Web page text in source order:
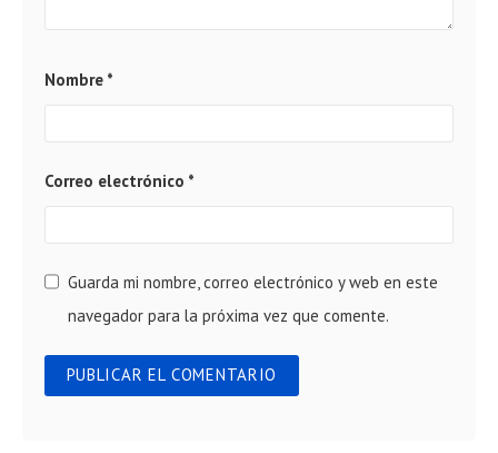
Nombre *
Correo electrónico *
Guarda mi nombre, correo electrónico y web en este
navegador para la próxima vez que comente.